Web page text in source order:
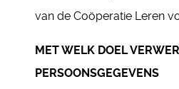
van de Coöperatie Leren
MET WELK DOEL
PERSOONSGEGEVENS